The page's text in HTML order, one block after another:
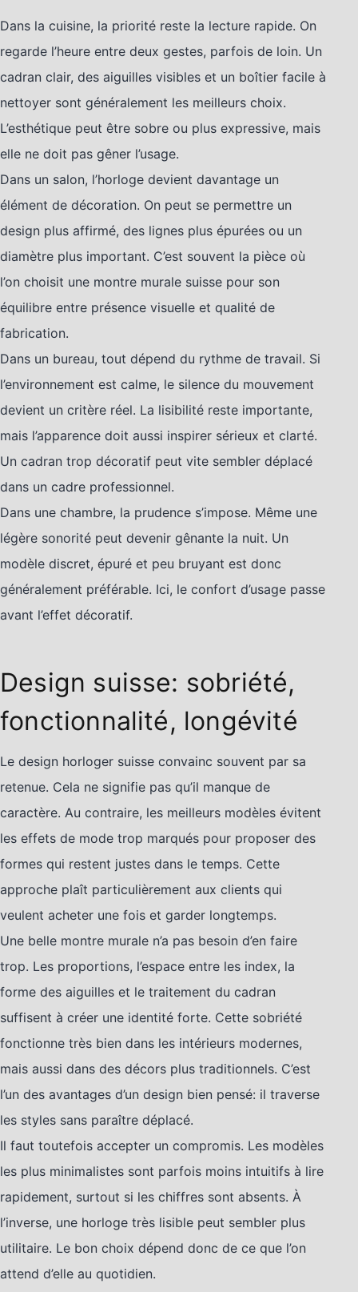
Dans la cuisine, la priorité reste la lecture rapide. On
regarde l’heure entre deux gestes, parfois de loin. Un
cadran clair, des aiguilles visibles et un boîtier facile à
nettoyer sont généralement les meilleurs choix.
L’esthétique peut être sobre ou plus expressive, mais
elle ne doit pas gêner l’usage.
Dans un salon, l’horloge devient davantage un
élément de décoration. On peut se permettre un
design plus affirmé, des lignes plus épurées ou un
diamètre plus important. C’est souvent la pièce où
l’on choisit une montre murale suisse pour son
équilibre entre présence visuelle et qualité de
fabrication.
Dans un bureau, tout dépend du rythme de travail. Si
l’environnement est calme, le silence du mouvement
devient un critère réel. La lisibilité reste importante,
mais l’apparence doit aussi inspirer sérieux et clarté.
Un cadran trop décoratif peut vite sembler déplacé
dans un cadre professionnel.
Dans une chambre, la prudence s’impose. Même une
légère sonorité peut devenir gênante la nuit. Un
modèle discret, épuré et peu bruyant est donc
généralement préférable. Ici, le confort d’usage passe
avant l’effet décoratif.
Design suisse: sobriété,
fonctionnalité, longévité
Le design horloger suisse convainc souvent par sa
retenue. Cela ne signifie pas qu’il manque de
caractère. Au contraire, les meilleurs modèles évitent
les effets de mode trop marqués pour proposer des
formes qui restent justes dans le temps. Cette
approche plaît particulièrement aux clients qui
veulent acheter une fois et garder longtemps.
Une belle montre murale n’a pas besoin d’en faire
trop. Les proportions, l’espace entre les index, la
forme des aiguilles et le traitement du cadran
suffisent à créer une identité forte. Cette sobriété
fonctionne très bien dans les intérieurs modernes,
mais aussi dans des décors plus traditionnels. C’est
l’un des avantages d’un design bien pensé: il traverse
les styles sans paraître déplacé.
Il faut toutefois accepter un compromis. Les modèles
les plus minimalistes sont parfois moins intuitifs à lire
rapidement, surtout si les chiffres sont absents. À
l’inverse, une horloge très lisible peut sembler plus
utilitaire. Le bon choix dépend donc de ce que l’on
attend d’elle au quotidien.